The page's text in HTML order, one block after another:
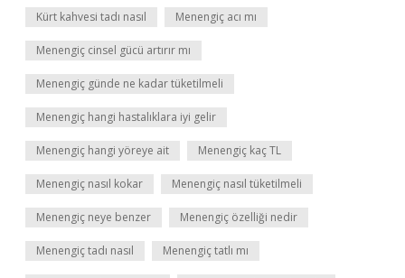
Kürt kahvesi tadı nasıl Menengiç acı mı
Menengiç cinsel gücü artırır mı
Menengiç günde ne kadar tüketilmeli
Menengiç hangi hastalıklara iyi gelir
Menengiç hangi yöreye ait Menengiç kaç TL
Menengiç nasıl kokar Menengiç nasıl tüketilmeli
Menengiç neye benzer Menengiç özelliği nedir
Menengiç tadı nasıl Menengiç tatlı mı